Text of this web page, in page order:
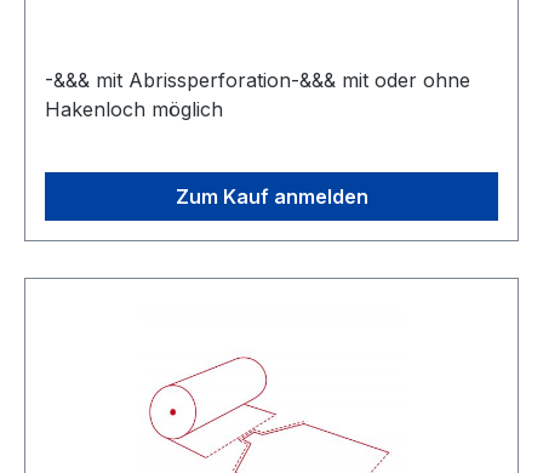
-&&& mit Abrissperforation-&&& mit oder ohne
Hakenloch möglich
Zum Kauf anmelden